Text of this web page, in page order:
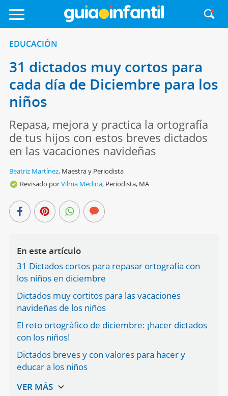
EDUCACIÓN
31 dictados muy cortos para
cada día de Diciembre para los
niños
Repasa, mejora y practica la ortografía
de tus hijos con estos breves dictados
en las vacaciones navideñas
Beatriz Martínez, Maestra y Periodista
Revisado porVilma Medina, Periodista, MA
En este artículo
31 Dictados cortos para repasar ortografía con
los niños en diciembre
Dictados muy cortitos para las vacaciones
navideñas de los niños
El reto ortográfico de diciembre: ¡hacer dictados
con los niños!
Dictados breves y con valores para hacer y
educar a los niños